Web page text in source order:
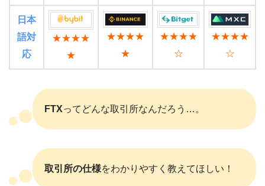
日本
語対
応
★★★★
★
★★★★
★
★★★★
☆
★★★★
☆
FTXってどんな取引所なんだろう…。
取引所の仕様をわかりやすく教えてほしい！